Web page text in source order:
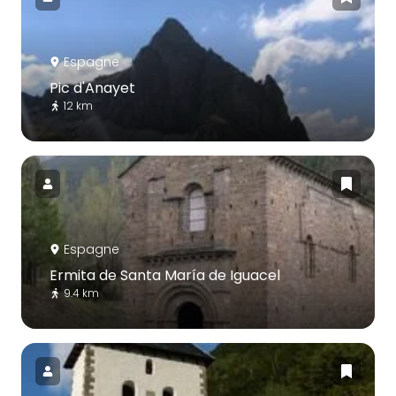
Espagne
Pic d'Anayet
12 km
Espagne
Ermita de Santa María de Iguacel
9.4 km